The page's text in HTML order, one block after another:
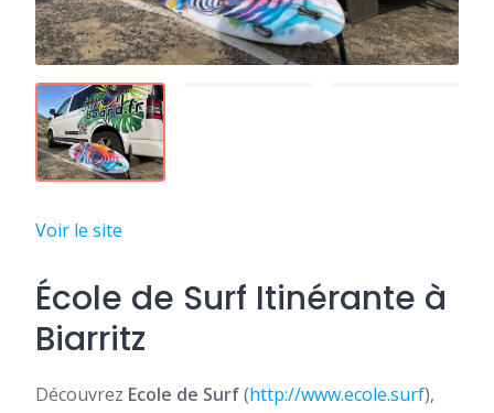
Voir le site
École de Surf Itinérante à
Biarritz
Découvrez Ecole de Surf(http://www.ecole.surf),